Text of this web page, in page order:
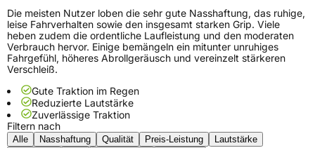
Die meisten Nutzer loben die sehr gute Nasshaftung, das ruhige,
leise Fahrverhalten sowie den insgesamt starken Grip. Viele
heben zudem die ordentliche Laufleistung und den moderaten
Verbrauch hervor. Einige bemängeln ein mitunter unruhiges
Fahrgefühl, höheres Abrollgeräusch und vereinzelt stärkeren
Verschleiß.
Gute Traktion im Regen
Reduzierte Lautstärke
Zuverlässige Traktion
Filtern nach
Alle Nasshaftung Qualität Preis-Leistung
Lautstärke